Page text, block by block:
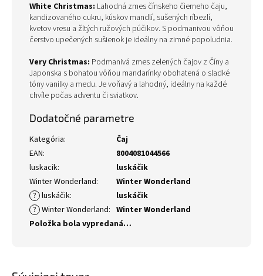
White Christmas: Lahodná zmes čínskeho čierneho čaju,
kandizovaného cukru, kúskov mandlí, sušených ríbezlí,
kvetov vresu a žltých ružových púčikov. S podmanivou vôňou
čerstvo upečených sušienok je ideálny na zimné popoludnia.
Very Christmas: Podmanivá zmes zelených čajov z Číny a
Japonska s bohatou vôňou mandarínky obohatená o sladké
tóny vanilky a medu. Je voňavý a lahodný, ideálny na každé
chvíle počas adventu či sviatkov.
Dodatočné parametre
Kategória:
Čaj
EAN:
8004081044566
luskacik:
luskáčik
Winter Wonderland:
Winter Wonderland
? luskáčik:
luskáčik
? Winter Wonderland: Winter Wonderland
Položka bola vypredaná…